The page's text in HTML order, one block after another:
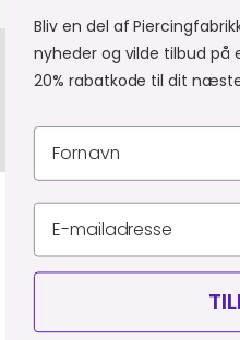
©
CVR
Privatlivspolitik
Bliv en del af
nyheder og vilde tilbud på
20% rabatkode til dit